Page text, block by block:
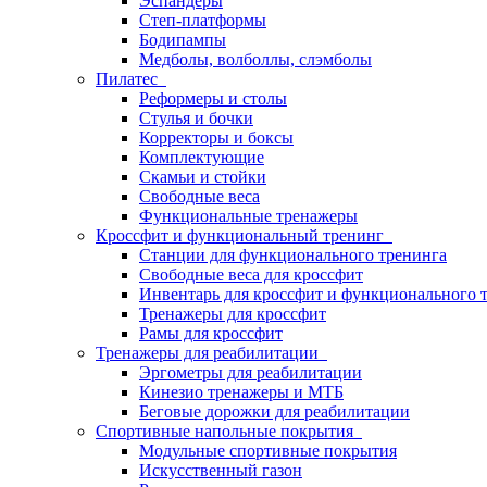
Степ-платформы
Бодипампы
Медболы, волболлы, слэмболы
Пилатес
Реформеры и столы
Стулья и бочки
Корректоры и боксы
Комплектующие
Скамьи и стойки
Свободные веса
Функциональные тренажеры
Кроссфит и функциональный тренинг
Станции для функционального тренинга
Свободные веса для кроссфит
Инвентарь для кроссфит и функционального
Тренажеры для кроссфит
Рамы для кроссфит
Тренажеры для реабилитации
Эргометры для реабилитации
Кинезио тренажеры и МТБ
Беговые дорожки для реабилитации
Спортивные напольные покрытия
Модульные спортивные покрытия
Искусственный газон